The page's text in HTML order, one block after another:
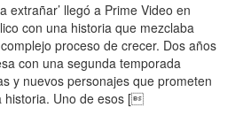
extrañar’ llegó a Prime Video en
con una historia que mezclaba
proceso de crecer. Dos años
con una segunda temporada
y nuevos personajes que prometen
historia. Uno de esos [